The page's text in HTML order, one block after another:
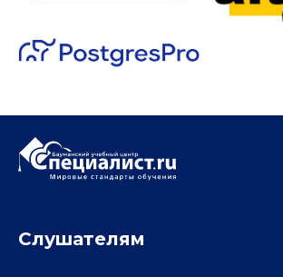
Слушателям